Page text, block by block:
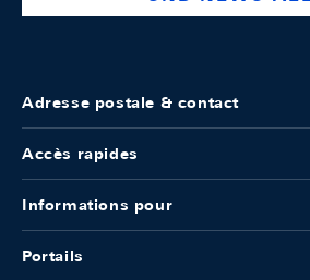
Adresse postale & contact
Accès rapides
Informations pour
Portails